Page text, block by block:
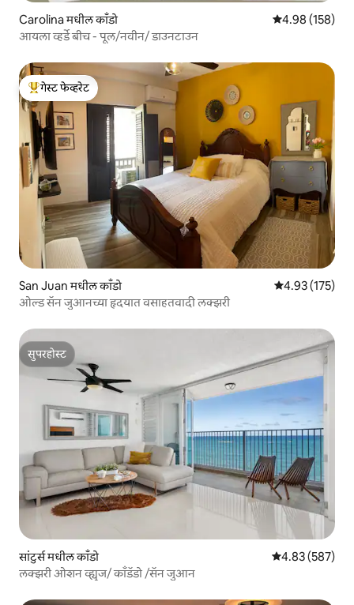
Carolina मधील काँडो 5 पैकी 4.98
4.98 (158)
आयला व्हर्डे बीच - पूल/नवीन/ डाउनटाउन
टॉप गेस्ट फेव्हरेट
गेस्ट फेव्हरेट
San Juan मधील काँडो 5 पैकी 4.93
4.93 (175)
ओल्ड सॅन जुआनच्या हृदयात वसाहतवादी लक्झरी
सुपरहोस्ट
सुपरहोस्ट
सांटुर्स मधील काँडो 5 पैकी 4.83
4.83 (587)
लक्झरी ओशन व्ह्यूज/ काँडॅडो /सॅन जुआन